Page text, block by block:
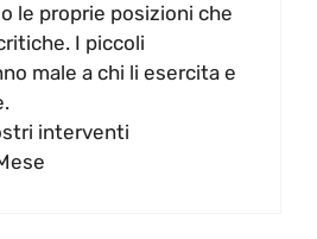
le proprie posizioni che
I piccoli
male a chi li esercita e
interventi